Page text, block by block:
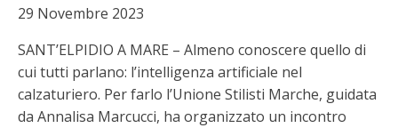
29 Novembre 2023
SANT’ELPIDIO A MARE – Almeno conoscere quello di
cui tutti parlano: l’intelligenza artificiale nel
calzaturiero. Per farlo l’Unione Stilisti Marche, guidata
da Annalisa Marcucci, ha organizzato un incontro